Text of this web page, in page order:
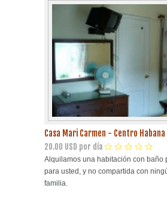
Casa Mari Carmen - Centro Habana
20.00 USD por día
Alquilamos una habitación con baño
para usted, y no compartida con
familia.